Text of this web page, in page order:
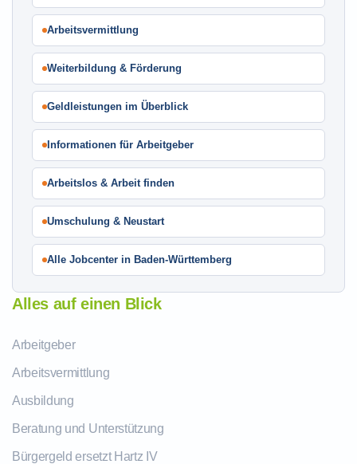
Arbeitsvermittlung
Weiterbildung & Förderung
Geldleistungen im Überblick
Informationen für Arbeitgeber
Arbeitslos & Arbeit finden
Umschulung & Neustart
Alle Jobcenter in Baden-Württemberg
Alles auf einen Blick
Arbeitgeber
Arbeitsvermittlung
Ausbildung
Beratung und Unterstützung
Bürgergeld ersetzt Hartz IV